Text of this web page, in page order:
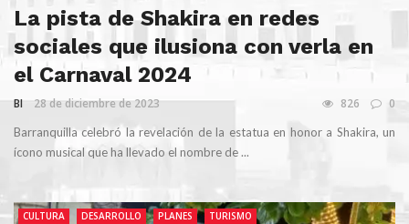
La pista de Shakira en redes
sociales que ilusiona con verla en
el Carnaval 2024
BI 28 de diciembre de 2023 826 0
Barranquilla celebró la revelación de la estatua en honor a Shakira, un
ícono musical que ha llevado el nombre de ...
CULTURA DESARROLLO PLANES TURISMO